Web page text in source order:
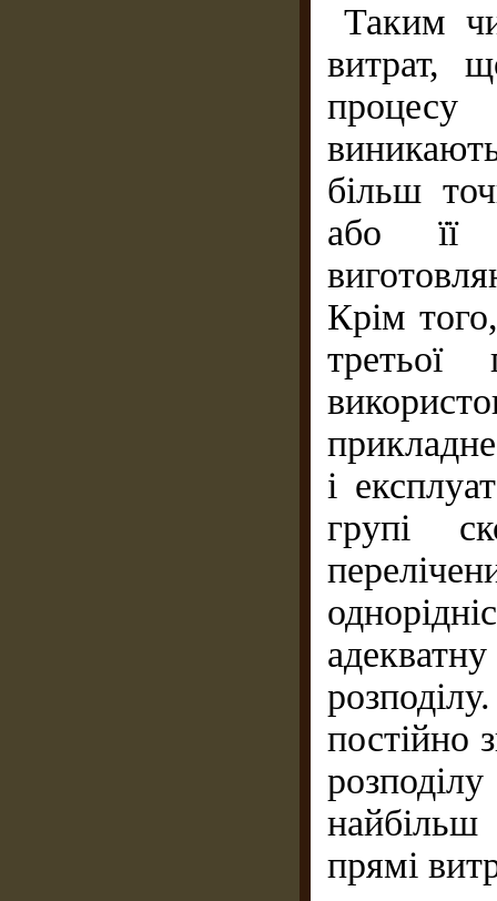
Таким
витрат,
більш
або її
Крім
і
групі
постійно
прямі